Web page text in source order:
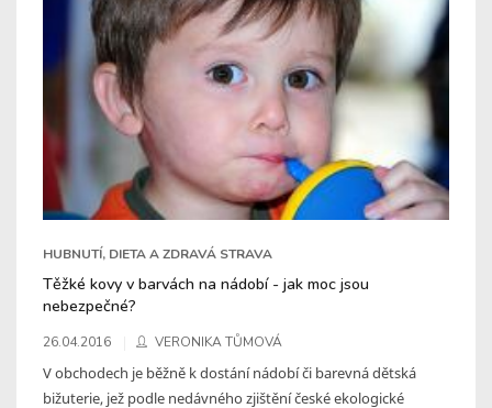
HUBNUTÍ, DIETA A ZDRAVÁ STRAVA
Těžké kovy v barvách na nádobí - jak moc jsou
nebezpečné?
26.04.2016 VERONIKA TŮMOVÁ
V obchodech je běžně k dostání nádobí či barevná dětská
bižuterie, jež podle nedávného zjištění české ekologické